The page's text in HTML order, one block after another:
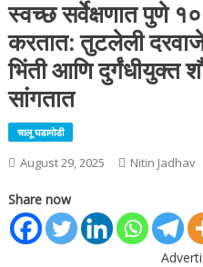
स्वच्छ सर्वेक्षणात पुणे
करतात: तुटलेली
भिंती आणि
सांगतात
चालू घडामोडी
August 29, 2025 Nitin Jadhav
Share now